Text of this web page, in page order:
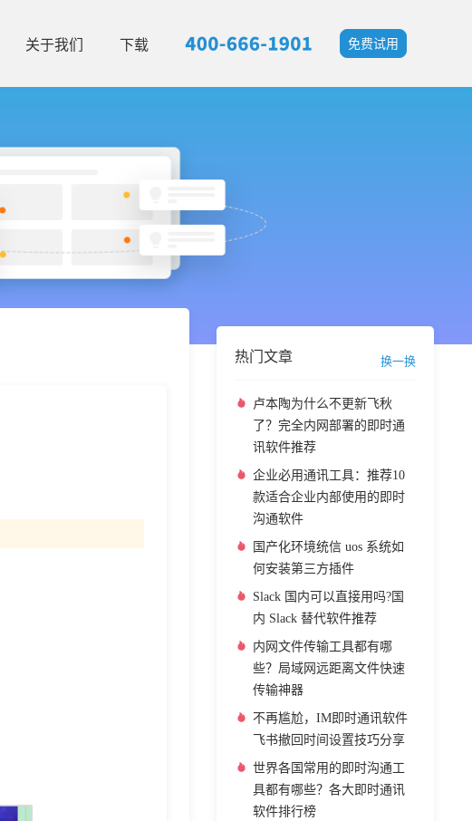
关于我们 下载 免费试用
热门文章 换一换
卢本陶为什么不更新飞秋
了？完全内网部署的即时通
讯软件推荐
企业必用通讯工具：推荐10
款适合企业内部使用的即时
沟通软件
国产化环境统信 uos 系统如
何安装第三方插件
Slack 国内可以直接用吗?国
内 Slack 替代软件推荐
内网文件传输工具都有哪
些？局域网远距离文件快速
传输神器
不再尴尬，IM即时通讯软件
飞书撤回时间设置技巧分享
世界各国常用的即时沟通工
具都有哪些？各大即时通讯
软件排行榜